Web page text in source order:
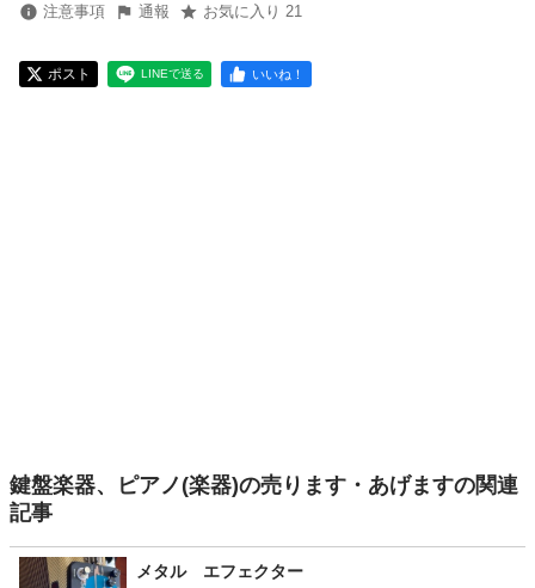
注意事項 通報 お気に入り 21
ポスト LINEで送る いいね！
鍵盤楽器、ピアノ(楽器)の売ります・あげますの関連
記事
メタル エフェクター